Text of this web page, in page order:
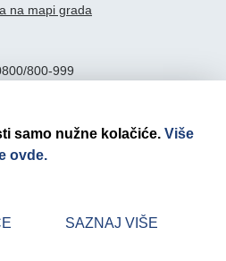
na mapi grada
800-999
Politika privatnosti
samo nužne kolačiće. Više
ovde.
SAZNAJ VIŠE